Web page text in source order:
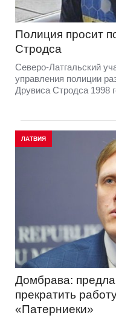
Полиция просит
Стродса
Северо-Латгальский
управления полиции
Друвиса Стродса 1998
ЛАТВИЯ
Домбрава:
прекратить
«Патерниеки»